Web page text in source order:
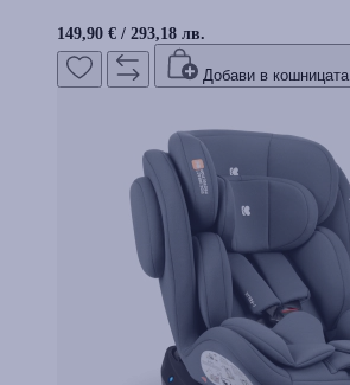
149,90 € / 293,18 лв.
Добави в кошницата